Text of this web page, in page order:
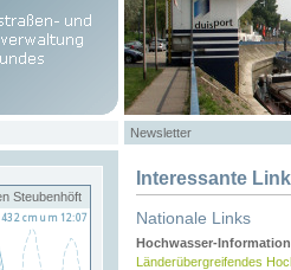
Newsletter
Steubenhöft
Interessante
Nationale Links
Hochwasser-
Länderübergreifendes